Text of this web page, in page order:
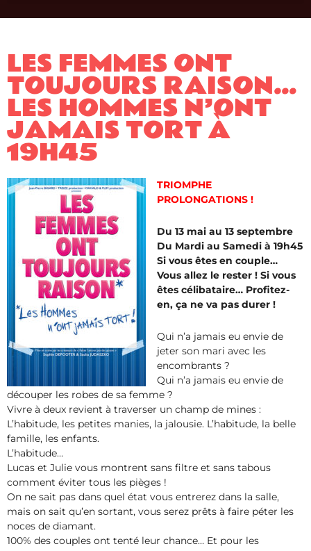
LES FEMMES ONT
TOUJOURS RAISON…
LES HOMMES N’ONT
JAMAIS TORT À
19H45
TRIOMPHE
PROLONGATIONS !
Du 13 mai au 13 septembre
Du Mardi au Samedi à 19h45
Si vous êtes en couple…
Vous allez le rester ! Si vous
êtes célibataire… Profitez-
en, ça ne va pas durer !
Qui n’a jamais eu envie de
jeter son mari avec les
encombrants ?
Qui n’a jamais eu envie de
découper les robes de sa femme ?
Vivre à deux revient à traverser un champ de mines :
L’habitude, les petites manies, la jalousie. L’habitude, la belle
famille, les enfants.
L’habitude…
Lucas et Julie vous montrent sans filtre et sans tabous
comment éviter tous les pièges !
On ne sait pas dans quel état vous entrerez dans la salle,
mais on sait qu’en sortant, vous serez prêts à faire péter les
noces de diamant.
100% des couples ont tenté leur chance… Et pour les